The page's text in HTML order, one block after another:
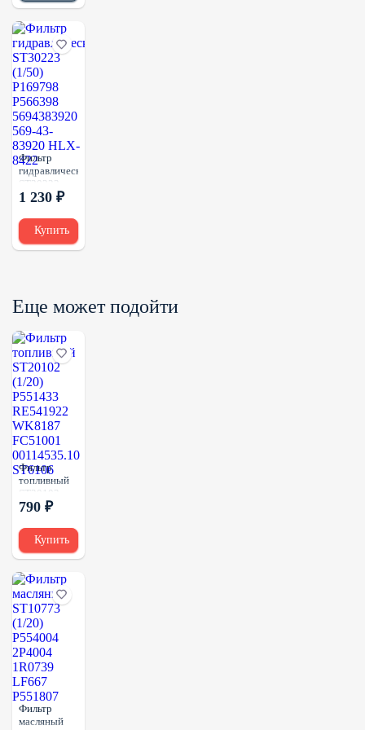
AT204010
Фильтр
гидравлический
ST30223
(1/50)
P566398
5694383920
569-43-
1 230 ₽
Купить
Еще может подойти
Фильтр
топливный
ST20102
(1/20)
RE541922
WK8187
FC51001
00114535.10
ST6106
790 ₽
Купить
Фильтр
масляный